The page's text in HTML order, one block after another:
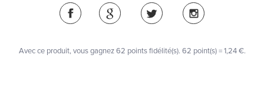
Avec ce produit, vous gagnez62 points fidélité(s). 62 point(s) =1,24 €.